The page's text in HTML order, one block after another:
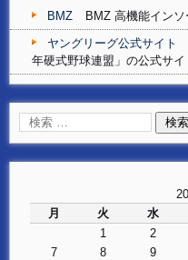
BMZ
BMZ 高機能イン
ヤングリーグ公式サイト
年硬式野球連盟」の公式サ
月
火 水
1 2
7
8 9